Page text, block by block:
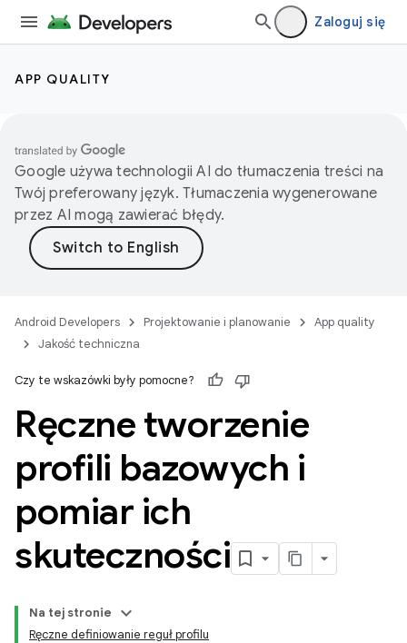
Zaloguj się
APP QUALITY
Google używa technologii AI do tłumaczenia treści na
Twój preferowany język. Tłumaczenia wygenerowane
przez AI mogą zawierać błędy.
Android Developers Projektowanie i planowanie
App quality
Jakość techniczna
Czy te wskazówki były pomocne?
Ręczne tworzenie
profili bazowych i
pomiar ich
skuteczności
Na tej stronie
Ręczne definiowanie reguł profilu